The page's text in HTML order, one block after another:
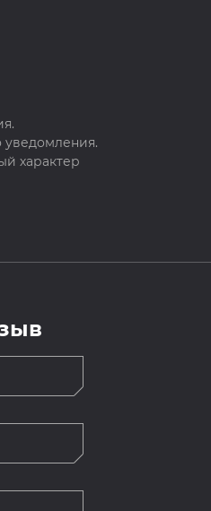
уведомления.
характер